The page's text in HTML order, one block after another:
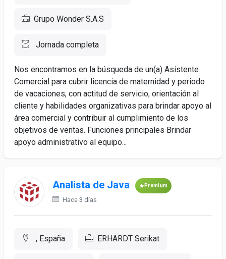
Grupo Wonder S.A.S
Jornada completa
Nos encontramos en la búsqueda de un(a) Asistente
Comercial para cubrir licencia de maternidad y periodo
de vacaciones, con actitud de servicio, orientación al
cliente y habilidades organizativas para brindar apoyo al
área comercial y contribuir al cumplimiento de los
objetivos de ventas. Funciones principales Brindar
apoyo administrativo al equipo...
Analista de Java Premium
Hace 3 días
, España ERHARDT Serikat